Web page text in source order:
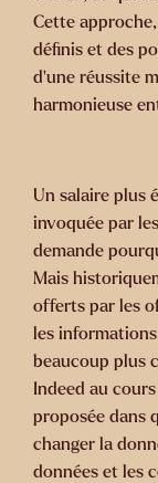
Cette
définis et des
d'une réussite
harmonieuse
Un salaire plus
invoquée par
demande
Mais
offerts par les
les
beaucoup plus
Indeed au
proposée dans
changer la
données et les